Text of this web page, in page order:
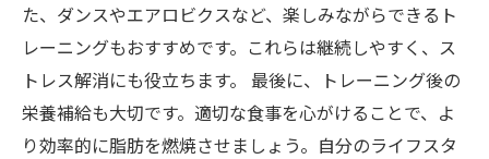
た、ダンスやエアロビクスなど、楽しみながらできるト
レーニングもおすすめです。これらは継続しやすく、ス
トレス解消にも役立ちます。 最後に、トレーニング後の
栄養補給も大切です。適切な食事を心がけることで、よ
り効率的に脂肪を燃焼させましょう。自分のライフスタ